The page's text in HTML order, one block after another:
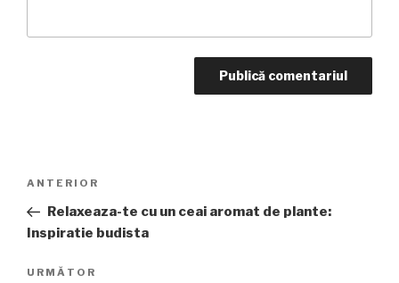
articole
Articolul
anterior
ANTERIOR
Relaxeaza-te cu un ceai aromat de plante:
Inspiratie budista
Articolul
URMĂTOR